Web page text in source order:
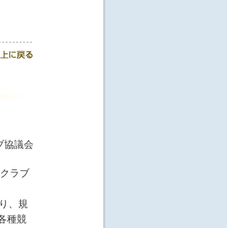
協議会
ラブ
、規
種競